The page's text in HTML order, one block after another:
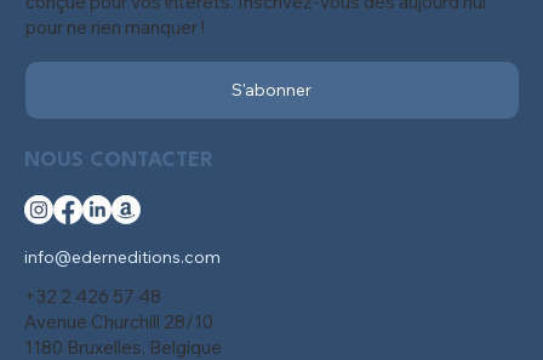
NOUS CONTACTER
info@ederneditions.com
+32 2 426 57 48
Avenue Churchill 28/10
1180 Bruxelles, Belgique
pour ne rien manquer !
S'abonner